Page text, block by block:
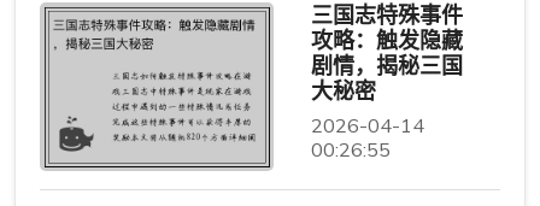
三国志特殊事件
攻略：触发隐藏
剧情，揭秘三国
大秘密
2026-04-14
00:26:55